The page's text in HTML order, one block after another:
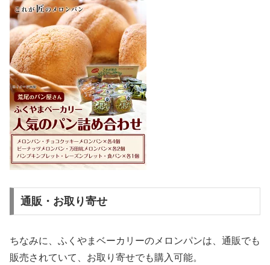
通販・お取り寄せ
ちなみに、ふくやまベーカリーのメロンパンは、通販でも
販売されていて、お取り寄せでも購入可能。